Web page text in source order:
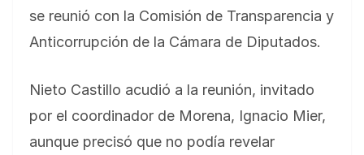
se reunió con la Comisión de Transparencia y
Anticorrupción de la Cámara de Diputados.
Nieto Castillo acudió a la reunión, invitado
por el coordinador de Morena, Ignacio Mier,
aunque precisó que no podía revelar